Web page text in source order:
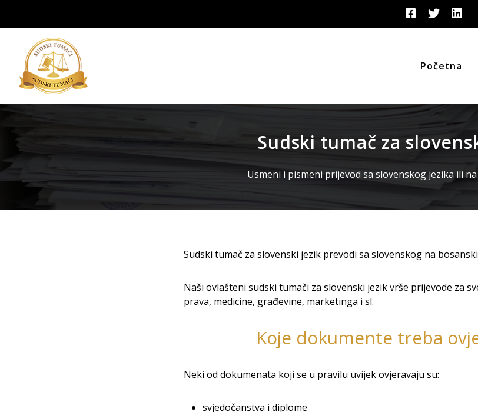
Početna
Sudski tumač za
Usmeni i pismeni prijevod sa slovenskog jezika ili
Sudski tumač za slovenski jezik prevodi sa slovenskog na
Naši ovlašteni sudski tumači za slovenski jezik vrše prijevode za
prava, medicine, građevine, marketinga i sl.
Koje dokumente treba
Neki od dokumenata koji se u pravilu uvijek ovjeravaju su:
svjedočanstva i diplome